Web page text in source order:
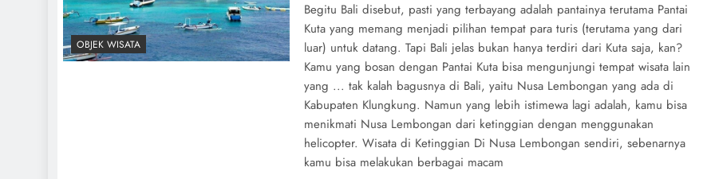
OBJEK WISATA
Begitu Bali disebut, pasti yang terbayang adalah pantainya terutama Pantai
Kuta yang memang menjadi pilihan tempat para turis (terutama yang dari
luar) untuk datang. Tapi Bali jelas bukan hanya terdiri dari Kuta saja, kan?
Kamu yang bosan dengan Pantai Kuta bisa mengunjungi tempat wisata lain
yang ... tak kalah bagusnya di Bali, yaitu Nusa Lembongan yang ada di
Kabupaten Klungkung. Namun yang lebih istimewa lagi adalah, kamu bisa
menikmati Nusa Lembongan dari ketinggian dengan menggunakan
helicopter. Wisata di Ketinggian Di Nusa Lembongan sendiri, sebenarnya
kamu bisa melakukan berbagai macam